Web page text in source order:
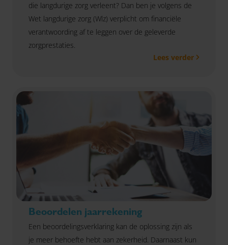
die langdurige zorg verleent? Dan ben je volgens de
Wet langdurige zorg (Wlz) verplicht om financiële
verantwoording af te leggen over de geleverde
zorgprestaties.
Lees verder
Beoordelen jaarrekening
Een beoordelingsverklaring kan de oplossing zijn als
je meer behoefte hebt aan zekerheid. Daarnaast kun